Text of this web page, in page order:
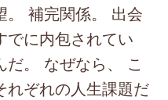
。 補完関係。 出会
でに内包されてい
。 なぜなら、 こ
れぞれの人生課題だ